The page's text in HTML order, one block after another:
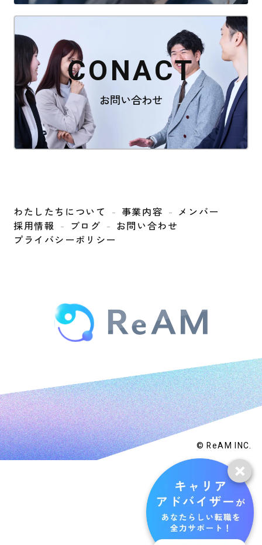
CONACT
お問い合わせ
わたしたちについて 事業内容
メンバー
採用情報
ブログ
お問い合わせ
プライバシーポリシー
© ReAM INC.